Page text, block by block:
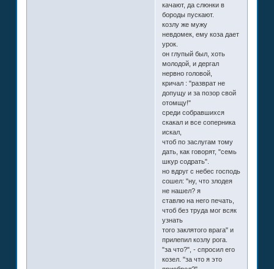
качают, да слюнки в
бороды пускают.
козлу же мужу
невдомек, ему коза дает
урок.
он глупый был, хоть
молодой, и дергал
нервно головой,
кричал : "разврат не
допущу и за позор свой
отомщу!"
среди собравшихся
скакал и все соперника
искал,
чтоб по заслугам тому
дать, как говорят, "семь
шкур содрать".
но вдруг с небес господь
сошел: "ну, что злодея
не нашел? я
ставлю на него печать,
чтоб без труда мог всяк
узнать
того заклятого врага" и
прилепил козлу рога.
"за что?", - спросил его
козел. "за что я это